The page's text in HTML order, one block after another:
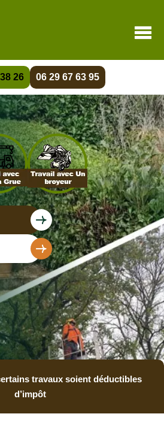
26 06 29 67 63 95
travaux soient déductibles
d’impôt